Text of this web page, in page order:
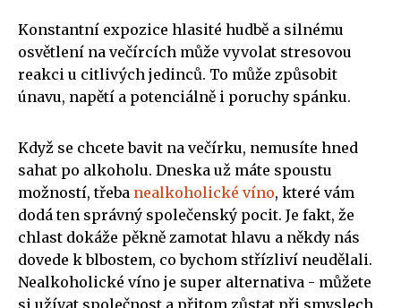
Konstantní expozice hlasité hudbě a silnému
osvětlení na večírcích může vyvolat stresovou
reakci u citlivých jedinců. To může způsobit
únavu, napětí a potenciálně i poruchy spánku.
Když se chcete bavit na večírku, nemusíte hned
sahat po alkoholu. Dneska už máte spoustu
možností, třeba nealkoholické víno, které vám
dodá ten správný společenský pocit. Je fakt, že
chlast dokáže pěkně zamotat hlavu a někdy nás
dovede k blbostem, co bychom střízliví neudělali.
Nealkoholické víno je super alternativa - můžete
si užívat společnost a přitom zůstat při smyslech.